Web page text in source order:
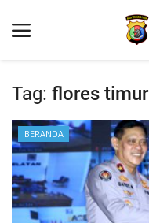
Beranda
Terms & Conditions
Binkam
Reskrim
Tag: flores timur
BERANDA